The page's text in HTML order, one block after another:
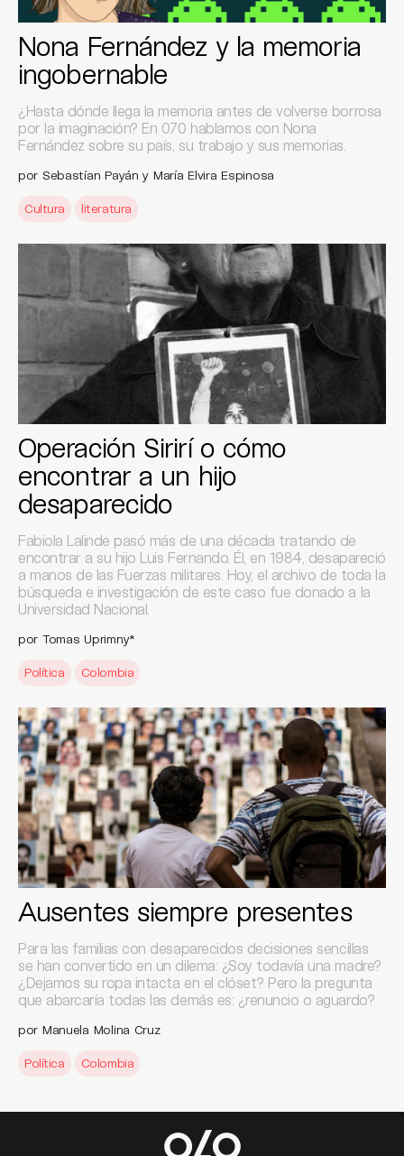
Nona Fernández y la memoria
ingobernable
¿Hasta dónde llega la memoria antes de volverse borrosa
por la imaginación? En 070 hablamos con Nona
Fernández sobre su país, su trabajo y sus memorias.
por Sebastían Payán y María Elvira Espinosa
Cultura literatura
Operación Sirirí o cómo
encontrar a un hijo
desaparecido
Fabiola Lalinde pasó más de una década tratando de
encontrar a su hijo Luis Fernando. Él, en 1984, desapareció
a manos de las Fuerzas militares. Hoy, el archivo de toda la
búsqueda e investigación de este caso fue donado a la
Universidad Nacional.
por Tomas Uprimny*
Política Colombia
Ausentes siempre presentes
Para las familias con desaparecidos decisiones sencillas
se han convertido en un dilema: ¿Soy todavía una madre?
¿Dejamos su ropa intacta en el clóset? Pero la pregunta
que abarcaría todas las demás es: ¿renuncio o aguardo?
por Manuela Molina Cruz
Política Colombia